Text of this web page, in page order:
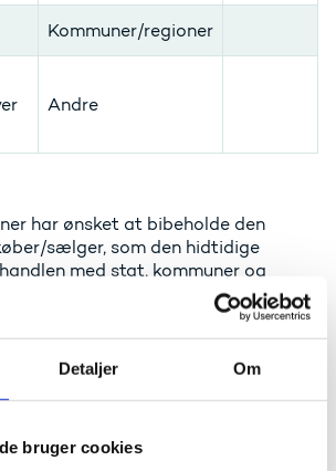
Detaljer Om
bruger cookies
Kommuner/regioner
Andre
har ønsket at bibeholde den
sælger, som den hidtidige
med stat, kommuner og
givet, i artskontoplanen. Vi foreslår,
anvender den frie specifikation.
hvis institutionen ønsker
løsning.